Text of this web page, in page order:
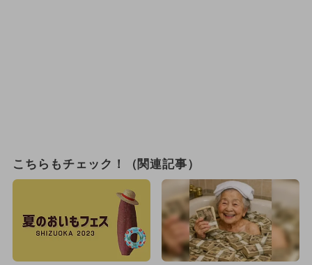
こちらもチェック！（関連記事）